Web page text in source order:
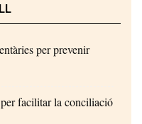
per prevenir
per facilitar la conciliació